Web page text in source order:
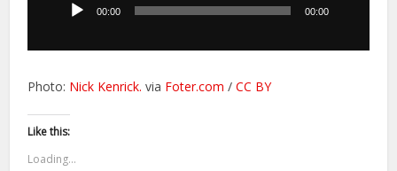
dźwiękowych00:00 00:00
Photo: Nick Kenrick. via Foter.com /CC BY
Like this:
Loading...